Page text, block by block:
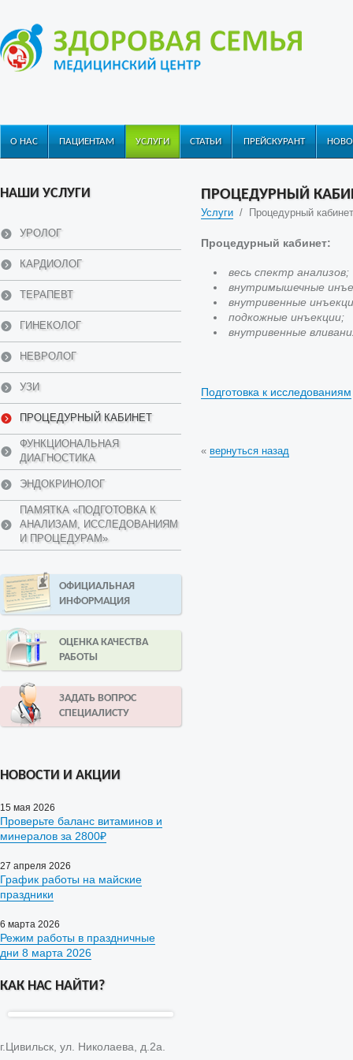
О НАС ПАЦИЕНТАМ УСЛУГИ СТАТЬИ ПРЕЙСКУРАНТ
ПРОЦЕДУРНЫЙ
Услуги / Процедурный кабинет
Процедурный кабинет:
весь спектр анализов;
внутримышечные
внутривенные
подкожные инъекции;
внутривенные
Подготовка к исследованиям
« вернуться назад
НАШИ УСЛУГИ
УРОЛОГ
КАРДИОЛОГ
ТЕРАПЕВТ
ГИНЕКОЛОГ
НЕВРОЛОГ
УЗИ
ПРОЦЕДУРНЫЙ КАБИНЕТ
ФУНКЦИОНАЛЬНАЯ
ДИАГНОСТИКА
ЭНДОКРИНОЛОГ
ПАМЯТКА «ПОДГОТОВКА К
АНАЛИЗАМ, ИССЛЕДОВАНИЯМ
И ПРОЦЕДУРАМ»
ОФИЦИАЛЬНАЯ
ИНФОРМАЦИЯ
ОЦЕНКА КАЧЕСТВА
РАБОТЫ
ЗАДАТЬ ВОПРОС
СПЕЦИАЛИСТУ
НОВОСТИ И АКЦИИ
15 мая 2026
Проверьте баланс витаминов и
минералов за 2800₽
27 апреля 2026
График работы на майские
праздники
6 марта 2026
Режим работы в праздничные
дни 8 марта 2026
КАК НАС НАЙТИ?
г.Цивильск, ул. Николаева, д.2а.